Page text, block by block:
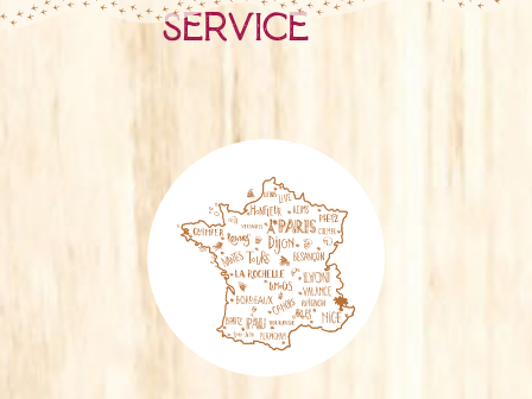
service